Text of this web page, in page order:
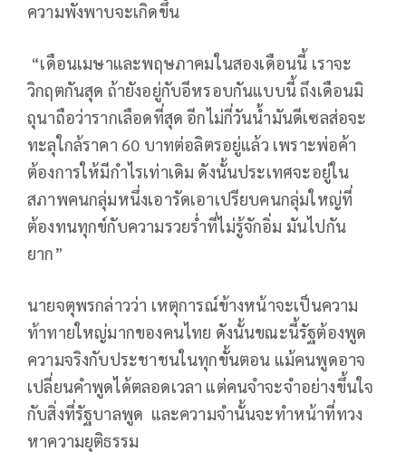
ความพังพาบจะเกิดขึ้น
“เดือนเมษาและพฤษภาคมในสองเดือนนี้ เราจะ
วิกฤตกันสุด ถ้ายังอยู่กับอีหรอบกันแบบนี้ ถึงเดือนมิ
ถุนาถือว่ารากเลือดที่สุด อีกไม่กี่วันน้ำมันดีเซลส่อจะ
ทะลุใกล้ราคา 60 บาทต่อลิตรอยู่แล้ว เพราะพ่อค้า
ต้องการให้มีกำไรเท่าเดิม ดังนั้นประเทศจะอยู่ใน
สภาพคนกลุ่มหนึ่งเอารัดเอาเปรียบคนกลุ่มใหญ่ที่
ต้องทนทุกข์กับความรวยร่ำที่ไม่รู้จักอิ่ม มันไปกัน
ยาก”
นายจตุพรกล่าวว่า เหตุการณ์ข้างหน้าจะเป็นความ
ท้าทายใหญ่มากของคนไทย ดังนั้นขณะนี้รัฐต้องพูด
ความจริงกับประชาชนในทุกขั้นตอน แม้คนพูดอาจ
เปลี่ยนคำพูดได้ตลอดเวลา แต่คนจำจะจำอย่างขึ้นใจ
กับสิ่งที่รัฐบาลพูด และความจำนั้นจะทำหน้าที่ทวง
หาความยุติธรรม